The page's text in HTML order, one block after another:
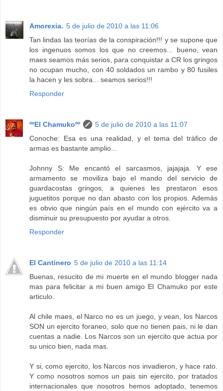
Amorexia. 5 de julio de 2010 a las 11:06
Tan lindas las teorías de la conspiración!!! y se supone que
los ingenuos somos los que no creemos... bueno, vean
maes seamos más serios, para conquistar a CR los gringos
no ocupan mucho, con 40 soldados un rambo y 80 fusiles
la hacen y les sobra... seamos serios!!!
Responder
ººEl Chamukoºº
5 de julio de 2010 a las 11:07
Conoche: Esa es una realidad, y el tema del tráfico de
armas es bastante amplio...
Johnny S: Me encantó el sarcasmos, jajajaja. Y ese
armamento se moviliza bajo el mando del servicio de
guardacostas gringos, a quienes les prestaron esos
juguetitos porque no dan abasto con los propios. Además
es obvio que ningún país en el mundo con ejército va a
disminuir su presupuesto por ayudar a otros.
Responder
El Cantinero 5 de julio de 2010 a las 11:14
Buenas, resucito de mi muerte en el mundo blogger nada
mas para felicitar a mi buen amigo El Chamuko por este
articulo.
Al chile maes, el Narco no es un juego, y vean, los Narcos
SON un ejercito foraneo, solo que no tienen pais, ni le dan
cuentas a nadie. Los Narcos son un ejercito que actua por
su unico bien, nada mas.
Y si, como ejercito, los Narcos nos invadieron, y hace rato.
Y como nosotros somos un pais sin ejercito, por tratados
internacionales que nosotros hemos adoptado, tenemos